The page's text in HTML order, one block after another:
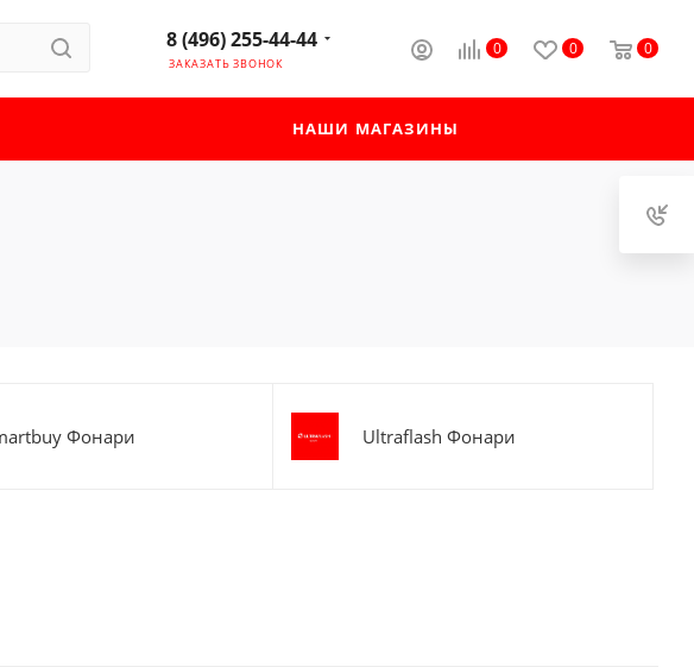
0 0 0
8 (496) 255-44-44
ЗАКАЗАТЬ ЗВОНОК
НАШИ МАГАЗИНЫ
Фонари Ultraflash Фонари